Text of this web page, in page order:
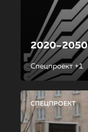
2020–2050
Спецпроект +1
СПЕЦПРОЕКТ